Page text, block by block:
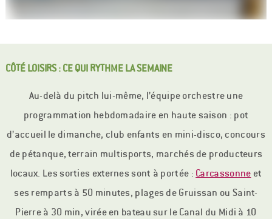
CÔTÉ LOISIRS : CE QUI RYTHME LA SEMAINE
Au-delà du pitch lui-même, l’équipe orchestre une
programmation hebdomadaire en haute saison : pot
d’accueil le dimanche, club enfants en mini-disco, concours
de pétanque, terrain multisports, marchés de producteurs
locaux. Les sorties externes sont à portée : Carcassonne et
ses remparts à 50 minutes, plages de Gruissan ou Saint-
Pierre à 30 min, virée en bateau sur le Canal du Midi à 10